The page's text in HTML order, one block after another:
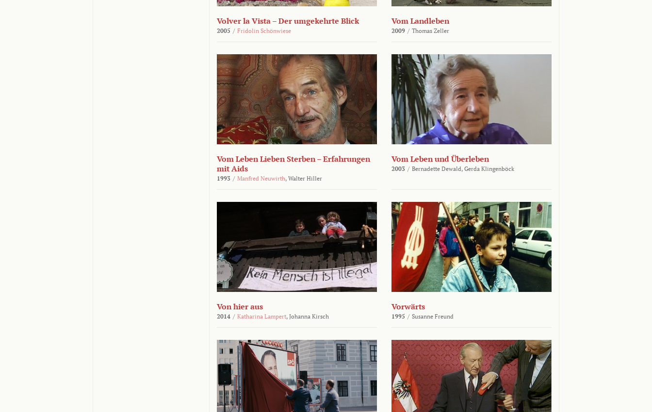
Volver la Vista – Der umgekehrte Blick
2005 / Fridolin Schönwiese
Vom Landleben
2009 / Thomas Zeller
Vom Leben Lieben Sterben – Erfahrungen
mit Aids
1993 / Manfred Neuwirth, Walter Hiller
Vom Leben und Überleben
2003 / Bernadette Dewald, Gerda Klingenböck
Von hier aus
2014 / Katharina Lampert, Johanna Kirsch
Vorwärts
1995 / Susanne Freund